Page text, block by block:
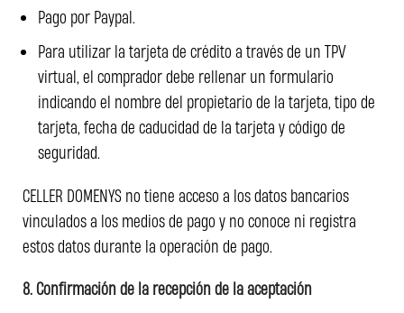
Pago por Paypal.
Para utilizar la tarjeta de crédito a través de un TPV
virtual, el comprador debe rellenar un formulario
indicando el nombre del propietario de la tarjeta, tipo de
tarjeta, fecha de caducidad de la tarjeta y código de
seguridad.
CELLER DOMENYS no tiene acceso a los datos bancarios
vinculados a los medios de pago y no conoce ni registra
estos datos durante la operación de pago.
8. Confirmación de la recepción de la aceptación